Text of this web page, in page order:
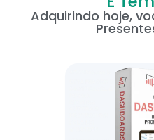
Adquirindo hoje,